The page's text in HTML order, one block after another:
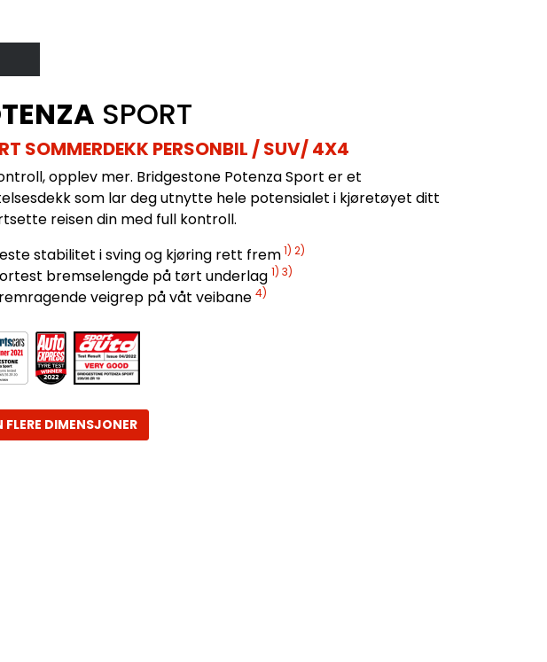
SPORT
SOMMERDEKK PERSONBIL / SUV/ 4X4
opplev mer. Bridgestone Potenza Sport er et
som lar deg utnytte hele potensialet i kjøretøyet ditt
reisen din med full kontroll.
stabilitet i sving og kjøring rett frem1) 2)
bremselengde på tørt underlag 1) 3)
veigrep på våt veibane 4)
FLERE DIMENSJONER